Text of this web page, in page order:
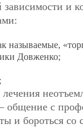
и
называемые,
Довженко;
общение с
и бороться